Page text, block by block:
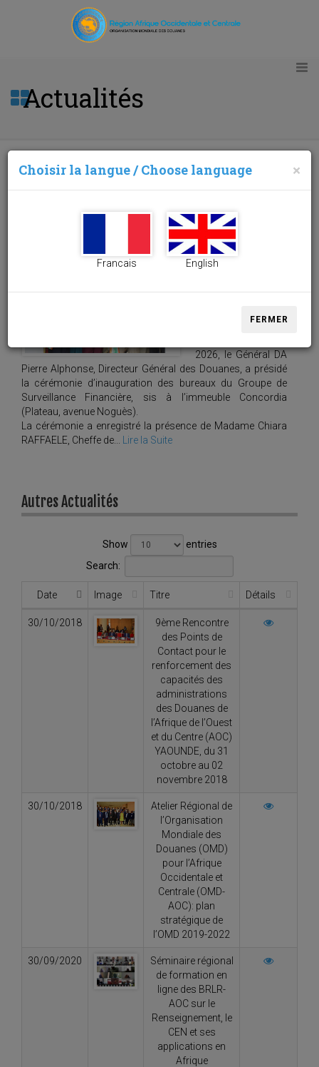
Actualités
INAUGURATION DES
BUREAUX DU
2026, le Général DA
Pierre Alphonse, Directeur Général des Douanes, a présidé
la cérémonie d’inauguration des bureaux du Groupe de
Surveillance Financière, sis à l’immeuble Concordia
(Plateau, avenue Noguès).
La cérémonie a enregistré la présence de Madame Chiara
RAFFAELE, Cheffe de...
Lire la Suite
Autres Actualités
Show
entries
Search:
Date Image Titre Détails
30/10/2018
9ème Rencontre
des Points de
Contact pour le
renforcement des
capacités des
administrations
des Douanes de
l’Afrique de l’Ouest
et du Centre (AOC)
YAOUNDE, du 31
octobre au 02
novembre 2018
30/10/2018
Atelier Régional de
l’Organisation
Mondiale des
Douanes (OMD)
pour l’Afrique
Occidentale et
Centrale (OMD-
AOC): plan
stratégique de
l’OMD 2019-2022
30/09/2020
Séminaire régional
de formation en
ligne des BRLR-
AOC sur le
Renseignement, le
CEN et ses
applications en
Afrique
Choisir la langue / Choose language ×
Francais English
FERMER